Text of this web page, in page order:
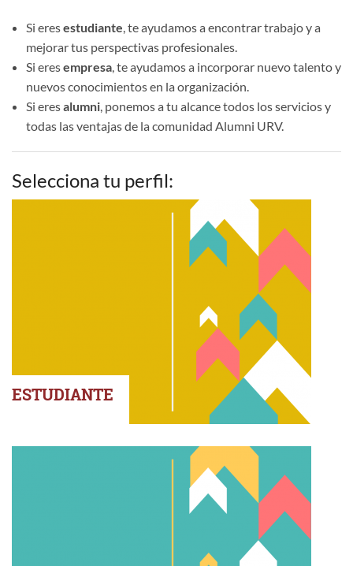
Si eresestudiante , te ayudamos a encontrar trabajo y a
mejorar tus perspectivas profesionales.
Si eresempresa, te ayudamos a incorporar nuevo talento y
nuevos conocimientos en la organización.
Si eresalumni, ponemos a tu alcance todos los servicios y
todas las ventajas de la comunidad Alumni URV.
Selecciona tu perfil:
ESTUDIANTE